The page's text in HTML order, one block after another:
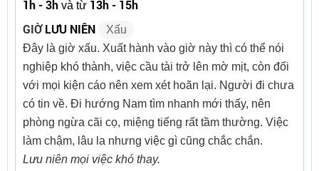
1h - 3h và từ 13h - 15h
GIỜLƯU NIÊN
Xấu
Đây là giờ xấu. Xuất hành vào giờ này thì có thể nói
nghiệp khó thành, việc cầu tài trở lên mờ mịt, còn đối
với mọi kiện cáo nên xem xét hoãn lại. Người đi chưa
có tin về. Đi hướng Nam tìm nhanh mới thấy, nên
phòng ngừa cãi cọ, miệng tiếng rất tầm thường. Việc
làm chậm, lâu la nhưng việc gì cũng chắc chắn.
Lưu niên mọi việc khó thay.